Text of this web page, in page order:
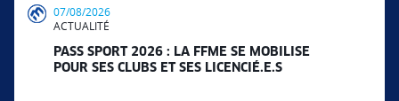
07/08/2026
ACTUALITÉ
PASS SPORT 2026 : LA FFME SE MOBILISE
POUR SES CLUBS ET SES LICENCIÉ.E.S